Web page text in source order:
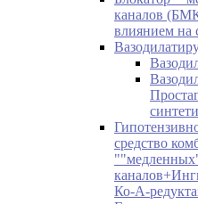
каналов
влиянием на
средство
Ко-А-